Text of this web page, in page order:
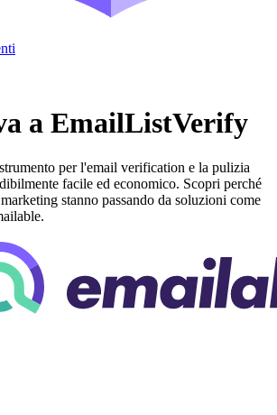
a EmailListVerify
per l'email verification e la pulizia
facile ed economico. Scopri perché
stanno passando da soluzioni come